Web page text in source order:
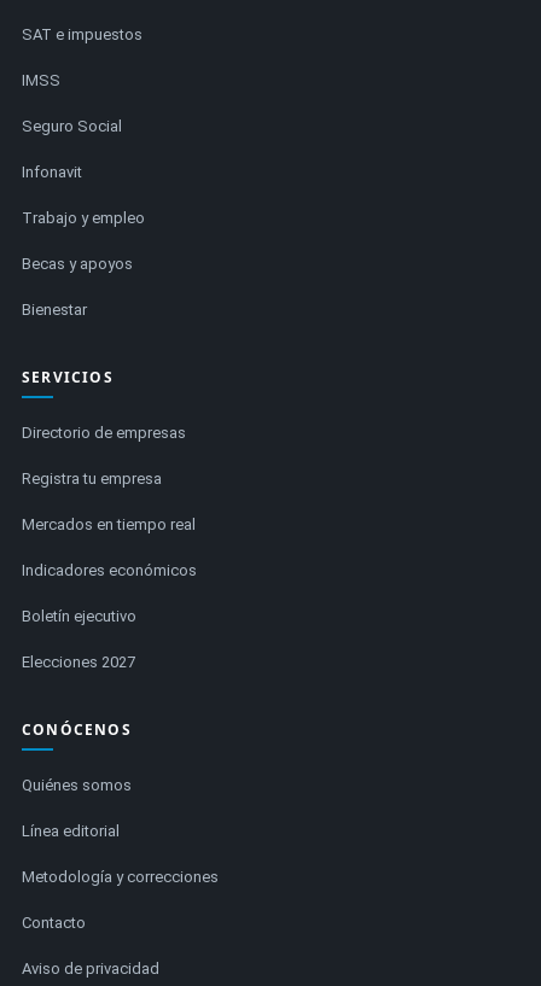
SAT e impuestos
IMSS
Seguro Social
Infonavit
Trabajo y empleo
Becas y apoyos
Bienestar
SERVICIOS
Directorio de empresas
Registra tu empresa
Mercados en tiempo real
Indicadores económicos
Boletín ejecutivo
Elecciones 2027
CONÓCENOS
Quiénes somos
Línea editorial
Metodología y correcciones
Contacto
Aviso de privacidad